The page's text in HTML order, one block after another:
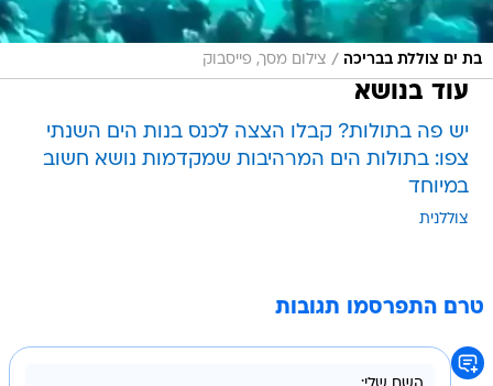
בת ים צוללת בבריכה / צילום מסך, פייסבוק
עוד בנושא
יש פה בתולות? קבלו הצצה לכנס בנות הים השנתי
צפו: בתולות הים המרהיבות שמקדמות נושא חשוב
במיוחד
צוללנית
טרם התפרסמו תגובות